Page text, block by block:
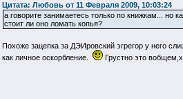
Цитата: Любовь от 11 Февраля 2009, 10:03:24
а говорите занимаетесь только по книжкам... но
стоит ли оно ломать копья?
Похоже зацепка за ДЭИровский эгрегор у него
как личное оскорбление.
Грустно это